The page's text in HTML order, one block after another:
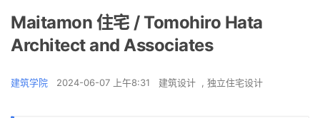
Maitamon 住宅 / Tomohiro Hata
Architect and Associates
建筑学院 2024-06-07 上午8:31 建筑设计 , 独立住宅设计